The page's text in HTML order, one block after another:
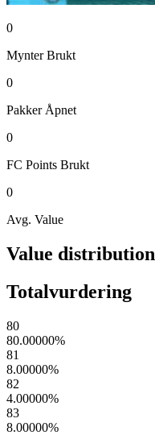
0
Mynter Brukt
0
Pakker Åpnet
0
FC Points Brukt
0
Avg. Value
Value distribution
Totalvurdering
80
80.00000%
81
8.00000%
82
4.00000%
83
8.00000%